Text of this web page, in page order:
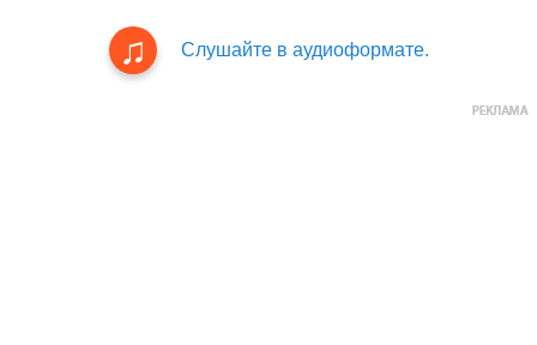
Слушайте в аудиоформате.